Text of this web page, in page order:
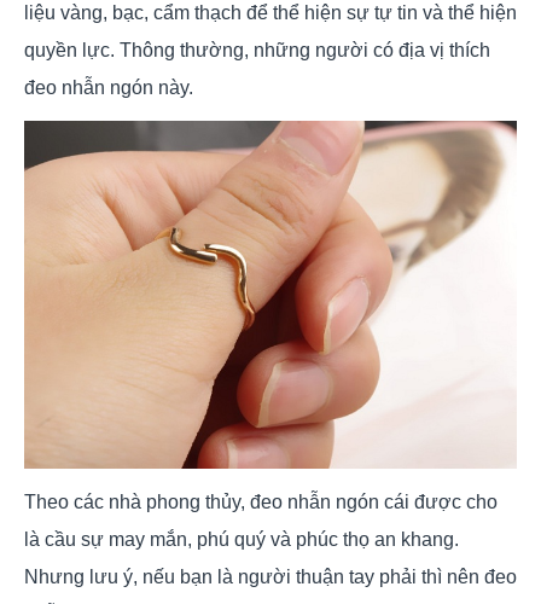
liệu vàng, bạc, cẩm thạch để thể hiện sự tự tin và thể hiện
quyền lực. Thông thường, những người có địa vị thích
đeo nhẫn ngón này.
Theo các nhà phong thủy, đeo nhẫn ngón cái được cho
là cầu sự may mắn, phú quý và phúc thọ an khang.
Nhưng lưu ý, nếu bạn là người thuận tay phải thì nên đeo